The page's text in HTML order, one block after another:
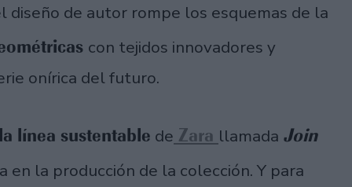
de autor rompe los esquemas de la
con tejidos innovadores y
onírica del futuro.
línea sustentable de Zara llamada Join
la producción de la colección. Y para